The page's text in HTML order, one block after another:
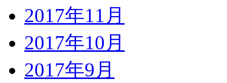
2017年11月
2017年10月
2017年9月